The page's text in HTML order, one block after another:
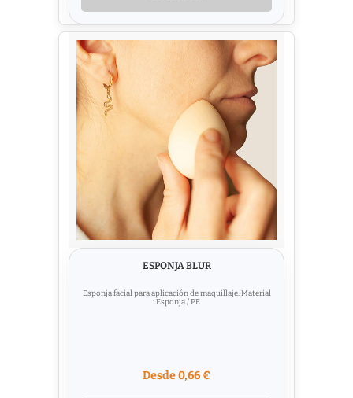
ESPONJA BLUR
Esponja facial para aplicación de maquillaje. Material
: Esponja / PE
Desde 0,66 €